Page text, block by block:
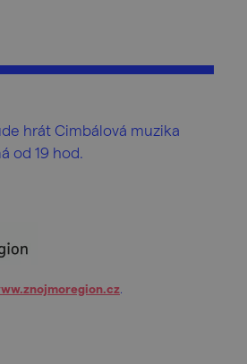
hrát Cimbálová muzika
od 19 hod.